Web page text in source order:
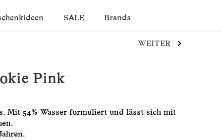
SALE Brands
WEITER
Pink
Mit 54% Wasser formuliert und lässt sich mit